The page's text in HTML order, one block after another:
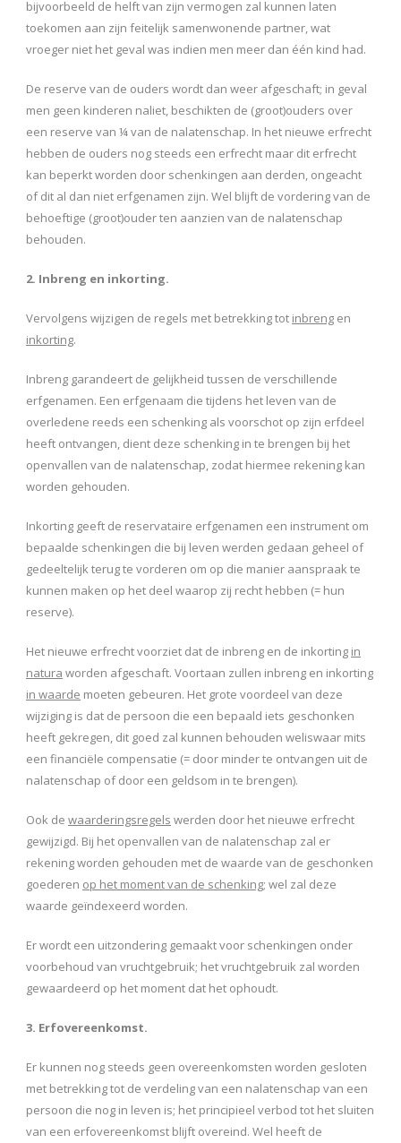
bijvoorbeeld de helft van zijn vermogen zal kunnen laten
toekomen aan zijn feitelijk samenwonende partner, wat
vroeger niet het geval was indien men meer dan één kind had.
De reserve van de ouders wordt dan weer afgeschaft; in geval
men geen kinderen naliet, beschikten de (groot)ouders over
een reserve van ¼ van de nalatenschap. In het nieuwe erfrecht
hebben de ouders nog steeds een erfrecht maar dit erfrecht
kan beperkt worden door schenkingen aan derden, ongeacht
of dit al dan niet erfgenamen zijn. Wel blijft de vordering van de
behoeftige (groot)ouder ten aanzien van de nalatenschap
behouden.
2. Inbreng en inkorting.
Vervolgens wijzigen de regels met betrekking tot inbreng en
inkorting.
Inbreng garandeert de gelijkheid tussen de verschillende
erfgenamen. Een erfgenaam die tijdens het leven van de
overledene reeds een schenking als voorschot op zijn erfdeel
heeft ontvangen, dient deze schenking in te brengen bij het
openvallen van de nalatenschap, zodat hiermee rekening kan
worden gehouden.
Inkorting geeft de reservataire erfgenamen een instrument om
bepaalde schenkingen die bij leven werden gedaan geheel of
gedeeltelijk terug te vorderen om op die manier aanspraak te
kunnen maken op het deel waarop zij recht hebben (= hun
reserve).
Het nieuwe erfrecht voorziet dat de inbreng en de inkorting in
natura worden afgeschaft. Voortaan zullen inbreng en inkorting
in waarde moeten gebeuren. Het grote voordeel van deze
wijziging is dat de persoon die een bepaald iets geschonken
heeft gekregen, dit goed zal kunnen behouden weliswaar mits
een financiële compensatie (= door minder te ontvangen uit de
nalatenschap of door een geldsom in te brengen).
Ook de waarderingsregels werden door het nieuwe erfrecht
gewijzigd. Bij het openvallen van de nalatenschap zal er
rekening worden gehouden met de waarde van de geschonken
goederen op het moment van de schenking; wel zal deze
waarde geïndexeerd worden.
Er wordt een uitzondering gemaakt voor schenkingen onder
voorbehoud van vruchtgebruik; het vruchtgebruik zal worden
gewaardeerd op het moment dat het ophoudt.
3. Erfovereenkomst.
Er kunnen nog steeds geen overeenkomsten worden gesloten
met betrekking tot de verdeling van een nalatenschap van een
persoon die nog in leven is; het principieel verbod tot het sluiten
van een erfovereenkomst blijft overeind. Wel heeft de